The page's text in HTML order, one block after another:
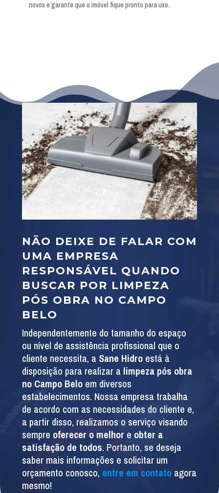
novos e garante que o imóvel fique pronto para uso.
NÃO DEIXE DE FALAR COM
UMA EMPRESA
RESPONSÁVEL QUANDO
BUSCAR POR LIMPEZA
PÓS OBRA NO CAMPO
BELO
Independentemente do tamanho do espaço
ou nível de assistência profissional que o
cliente necessita, a Sane Hidroestá à
disposição para realizar a limpeza pós obra
no Campo Belo em diversos
estabelecimentos. Nossa empresa trabalha
de acordo com as necessidades do cliente e,
a partir disso, realizamos o serviço visando
sempre oferecer o melhor e obter a
satisfação de todos. Portanto, se deseja
saber mais informações e solicitar um
orçamento conosco, entre em contato agora
mesmo!